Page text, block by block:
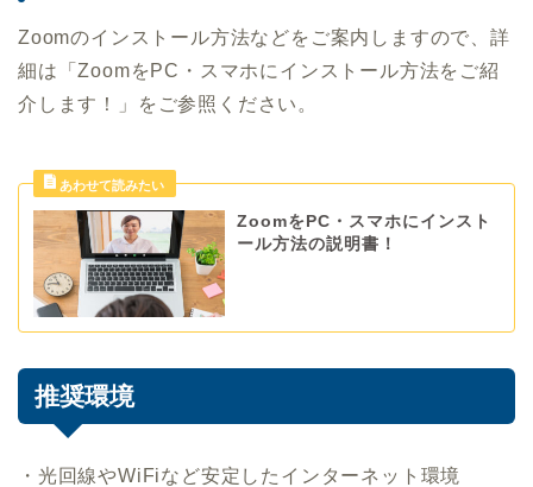
Zoomのインストール方法などをご案内しますので、詳
細は「ZoomをPC・スマホにインストール方法をご紹
介します！」をご参照ください。
ZoomをPC・スマホにインスト
ール方法の説明書！
推奨環境
・光回線やWiFiなど安定したインターネット環境